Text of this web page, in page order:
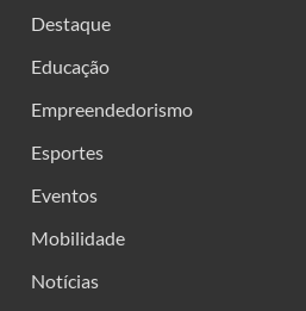
Destaque
Educação
Empreendedorismo
Esportes
Eventos
Mobilidade
Notícias